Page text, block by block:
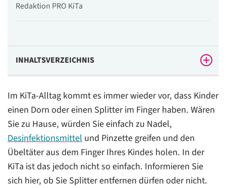
Redaktion PRO KiTa
INHALTSVERZEICHNIS
Hintergrund in der KiTa
Darf ich den Splitter im Finger entfernen?
Splitter im Finger Das dürfen Sie in dieser Situation
tun
Im KiTa-Alltag kommt es immer wieder vor, dass Kinder
einen Dorn oder einen Splitter im Finger haben. Wären
Sie zu Hause, würden Sie einfach zu Nadel,
Desinfektionsmittelund Pinzette greifen und den
Übeltäter aus dem Finger Ihres Kindes holen. In der
KiTa ist das jedoch nicht so einfach. Informieren Sie
sich hier, ob Sie Splitter entfernen dürfen oder nicht.